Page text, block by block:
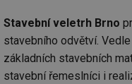
Stavební veletrh Brno
stavebního odvětví.
základních stavebních
stavební řemeslníci i